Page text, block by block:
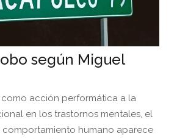
según Miguel
acción performática a la
en los trastornos mentales, el
comportamiento humano aparece